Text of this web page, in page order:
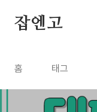
잡엔고
홈 태그